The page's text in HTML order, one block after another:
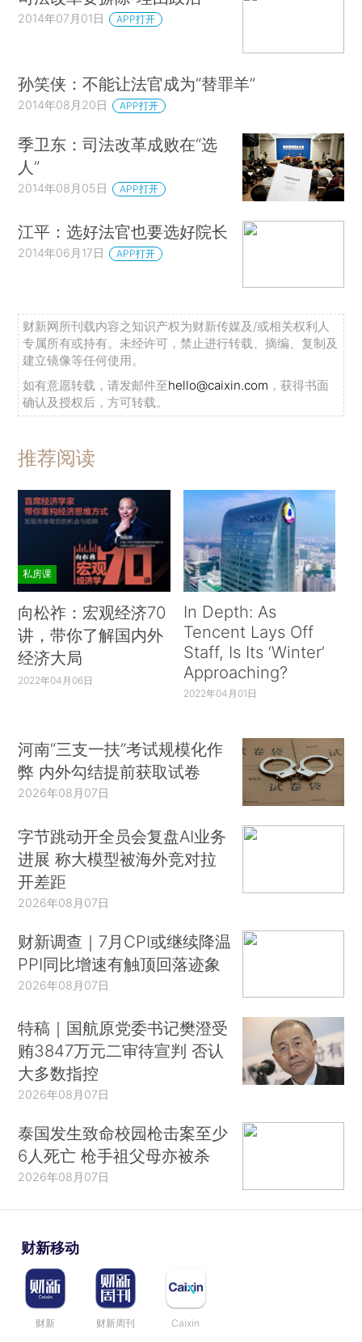
2014年07月01日 APP打开
孙笑侠：不能让法官成为“替罪羊”
2014年08月20日 APP打开
季卫东：司法改革成败在“选
人”
2014年08月05日 APP打开
江平：选好法官也要选好院长
2014年06月17日 APP打开
财新网所刊载内容之知识产权为财新传媒及/或相关权利人
专属所有或持有。未经许可，禁止进行转载、摘编、复制及
建立镜像等任何使用。
如有意愿转载，请发邮件至hello@caixin.com ，获得书面
确认及授权后，方可转载。
推荐阅读
私房课
向松祚：宏观经济70
讲，带你了解国内外
经济大局
2022年04月06日
In Depth: As
Tencent Lays Off
Staff, Is Its ‘Winter’
Approaching?
2022年04月01日
河南“三支一扶”考试规模化作
弊 内外勾结提前获取试卷
2026年08月07日
字节跳动开全员会复盘AI业务
进展 称大模型被海外竞对拉
开差距
2026年08月07日
财新调查｜7月CPI或继续降温
PPI同比增速有触顶回落迹象
2026年08月07日
特稿｜国航原党委书记樊澄受
贿3847万元二审待宣判 否认
大多数指控
2026年08月07日
泰国发生致命校园枪击案至少
6人死亡 枪手祖父母亦被杀
2026年08月07日
财新移动
财新 财新周刊 Caixin